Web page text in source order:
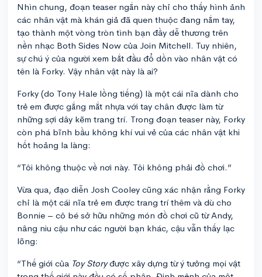
Nhìn chung, đoạn teaser ngắn này chỉ cho thấy hình ảnh
các nhân vật mà khán giả đã quen thuộc đang nắm tay,
tạo thành một vòng tròn tình bạn đầy dễ thương trên
nền nhạc Both Sides Now của Join Mitchell. Tuy nhiên,
sự chú ý của người xem bắt đầu đổ dồn vào nhân vật có
tên là Forky. Vậy nhân vật này là ai?
Forky (do Tony Hale lồng tiếng) là một cái nĩa dành cho
trẻ em được gắng mắt nhựa với tay chân được làm từ
những sợi dây kẽm trang trí. Trong đoạn teaser này, Forky
còn phá bĩnh bầu không khí vui vẻ của các nhân vật khi
hốt hoảng la làng:
“Tôi không thuộc về nơi này. Tôi không phải đồ chơi.”
Vừa qua, đạo diễn Josh Cooley cũng xác nhận rằng Forky
chỉ là một cái nĩa trẻ em được trang trí thêm và dù cho
Bonnie – cô bé sở hữu những món đồ chơi cũ từ Andy,
nâng niu cậu như các người bạn khác, cậu vẫn thấy lạc
lõng:
“Thế giới của Toy Storyđược xây dựng từ ý tưởng mọi vật